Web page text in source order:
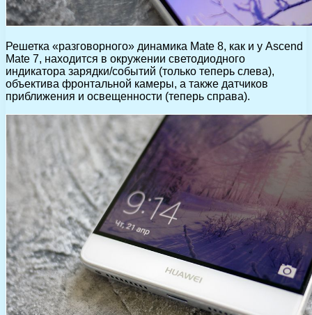
Решетка «разговорного» динамика Mate 8, как и у Ascend
Mate 7, находится в окружении светодиодного
индикатора зарядки/событий (только теперь слева),
объектива фронтальной камеры, а также датчиков
приближения и освещенности (теперь справа).